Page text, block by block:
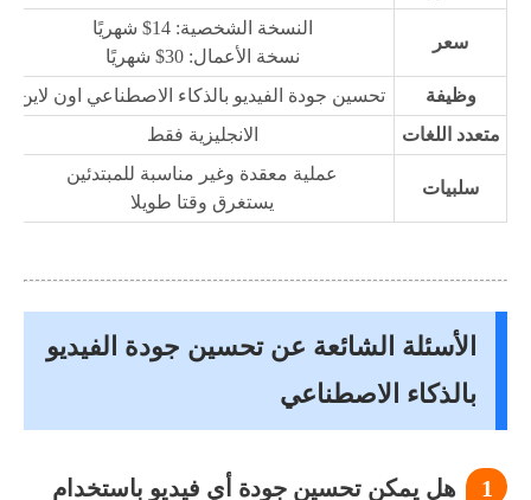
سعر
النسخة الشخصية: 14$ شهريًا
نسخة الأعمال: 30$ شهريًا
وظيفة
تحسين جودة الفيديو بالذكاء الاصطناعي اون لاين
متعدد اللغات
الانجليزية فقط
سلبيات
عملية معقدة وغير مناسبة للمبتدئين
يستغرق وقتا طويلا
الأسئلة الشائعة عن تحسين جودة الفيديو
بالذكاء الاصطناعي
1 هل يمكن تحسين جودة أي فيديو باستخدام